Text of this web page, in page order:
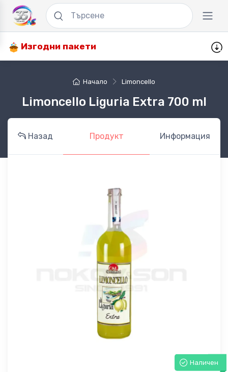
Изгодни пакети
Начало Limoncello
Limoncello Liguria Extra 700 ml
Назад Продукт Информация
Наличен